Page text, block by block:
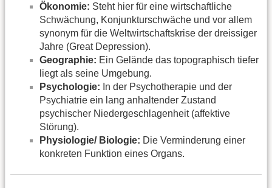
Ökonomie: Steht hier für eine wirtschaftliche
Schwächung, Konjunkturschwäche und vor allem
synonym für die Weltwirtschaftskrise der dreissiger
Jahre (Great Depression).
Geographie: Ein Gelände das topographisch tiefer
liegt als seine Umgebung.
Psychologie: In der Psychotherapie und der
Psychiatrie ein lang anhaltender Zustand
psychischer Niedergeschlagenheit (affektive
Störung).
Physiologie/ Biologie: Die Verminderung einer
konkreten Funktion eines Organs.